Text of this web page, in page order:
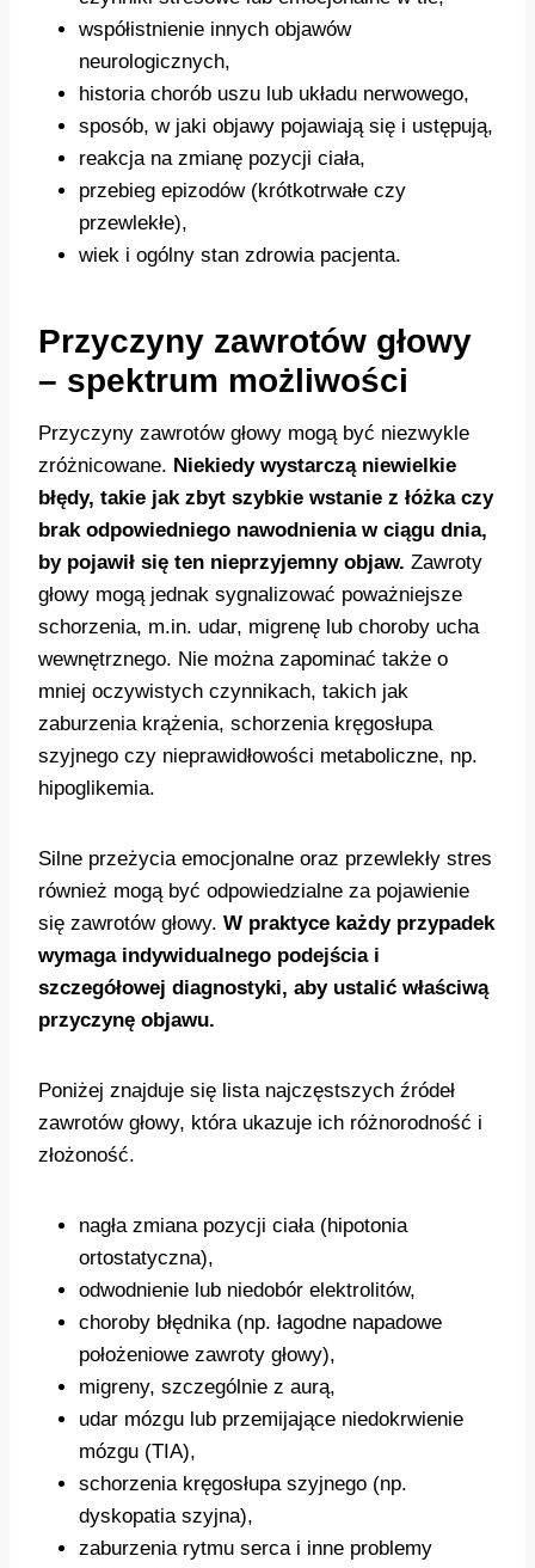
współistnienie innych objawów
neurologicznych,
historia chorób uszu lub układu nerwowego,
sposób, w jaki objawy pojawiają się i ustępują,
reakcja na zmianę pozycji ciała,
przebieg epizodów (krótkotrwałe czy
przewlekłe),
wiek i ogólny stan zdrowia pacjenta.
Przyczyny zawrotów głowy
– spektrum możliwości
Przyczyny zawrotów głowy mogą być niezwykle
zróżnicowane. Niekiedy wystarczą niewielkie
błędy, takie jak zbyt szybkie wstanie z łóżka czy
brak odpowiedniego nawodnienia w ciągu dnia,
by pojawił się ten nieprzyjemny objaw. Zawroty
głowy mogą jednak sygnalizować poważniejsze
schorzenia, m.in. udar, migrenę lub choroby ucha
wewnętrznego. Nie można zapominać także o
mniej oczywistych czynnikach, takich jak
zaburzenia krążenia, schorzenia kręgosłupa
szyjnego czy nieprawidłowości metaboliczne, np.
hipoglikemia.
Silne przeżycia emocjonalne oraz przewlekły stres
również mogą być odpowiedzialne za pojawienie
się zawrotów głowy. W praktyce każdy przypadek
wymaga indywidualnego podejścia i
szczegółowej diagnostyki, aby ustalić właściwą
przyczynę objawu.
Poniżej znajduje się lista najczęstszych źródeł
zawrotów głowy, która ukazuje ich różnorodność i
złożoność.
nagła zmiana pozycji ciała (hipotonia
ortostatyczna),
odwodnienie lub niedobór elektrolitów,
choroby błędnika (np. łagodne napadowe
położeniowe zawroty głowy),
migreny, szczególnie z aurą,
udar mózgu lub przemijające niedokrwienie
mózgu (TIA),
schorzenia kręgosłupa szyjnego (np.
dyskopatia szyjna),
zaburzenia rytmu serca i inne problemy